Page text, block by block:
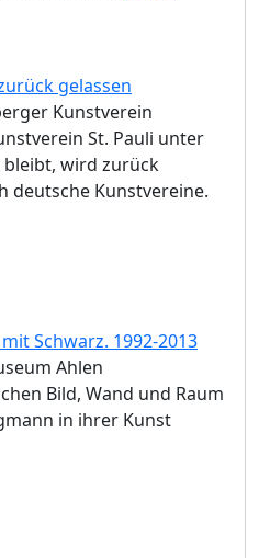
gelassen
Kunstverein
St. Pauli unter
wird zurück
deutsche Kunstvereine.
Schwarz. 1992-2013
Ahlen
Bild, Wand und Raum
in ihrer Kunst